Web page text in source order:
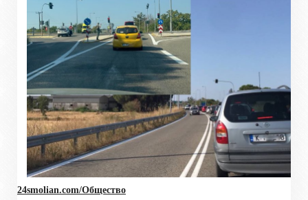
24smolian.com/Общество